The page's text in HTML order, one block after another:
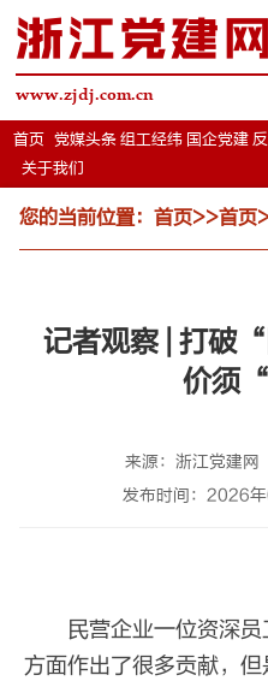
浙江党建网
www.zjdj.com.cn
首页 党媒头条 组工经纬 国企党建
关于我们
您的当前位置： 首页>>首页
记者观察 | 打破
价须
来源：浙江党建网
发布时间：2026
民营企业一位资深
方面作出了很多贡献，